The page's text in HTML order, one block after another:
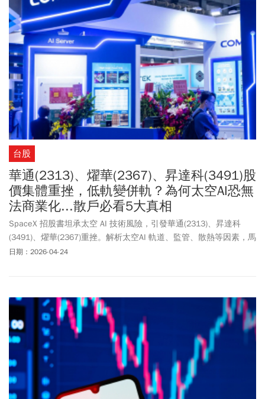
（2313）、燿華（2367）等概念股在4月23日出現重挫甚至跌停。
華通一度跌停至247.5元，終場下跌24.5元，收在250元，跌幅達
8.93%；燿華則小跌0.3元，收在60.9元，跌幅0.49%。法人分析，投
資人應分辨哪些公司是「實質貢獻」而非僅是「題材沾光」，像昇
達科與華通屬高純度供應鏈，獲利爆發力較強。啟碁作為星鏈
（Starlink）地面接收站終端設備的主要製造商，金寶（2312）負責
地面站主機板與組裝，兩則皆為穩定成長的地面設備供應商。金寶6
日股價小幅走弱，下跌0.1元，跌幅為0.36%，收在28元。至於聯發
科（2454）與穩懋（3105）等半導體廠，正積極擴大低軌衛星布
局，長線同樣被市場視為受惠族群，然而5/6股價表現兩樣情，聯發
科延續前兩日強勢，開盤即攻上漲停價3470元，隨即打開，終場上
漲275元，收在3430元。反觀，穩懋走勢疲弱，盤中一度跌至499.5
元跌停價位，終場下跌55元，跌幅為9.91%，收在500元。
台股
華通(2313)、燿華(2367)、昇達科(3491)股
價集體重挫，低軌變併軌？為何太空AI恐無
法商業化...散戶必看5大真相
SpaceX 招股書坦承太空 AI 技術風險，引發華通(2313)、昇達科
(3491)、燿華(2367)重挫。解析太空AI 軌道、監管、散熱等因素，馬
斯克願景與現實的矛盾，投資人慎防題材過早反映與修正恐延續。
日期：2026-04-24